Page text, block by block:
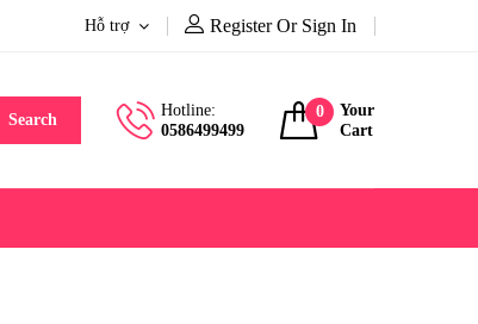
Hỗ trợ Register Or Sign In
Search
Hotline:
0586499499
0
Your
Cart